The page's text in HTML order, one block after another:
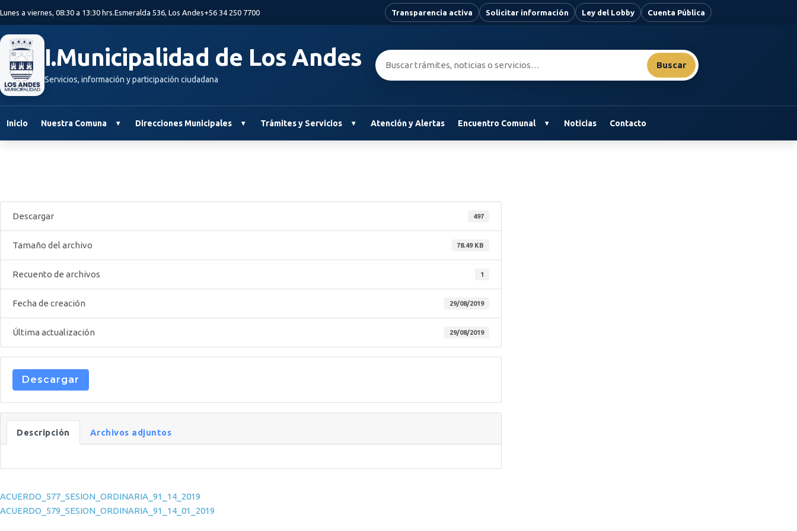
Lunes a viernes, 08:30 a 13:30 hrs.Esmeralda 536, Los Andes+56 34 250 7700 Transparencia activa Solicitar información Ley del Lobby Cuenta Pública
I.Municipalidad de Los Andes
Servicios, información y participación ciudadana
Buscar:
Buscar
Inicio Nuestra Comuna Direcciones Municipales Trámites y Servicios Atención y Alertas Encuentro Comunal Noticias Contacto
Descargar 497
Tamaño del archivo 78.49 KB
Recuento de archivos 1
Fecha de creación 29/08/2019
Última actualización 29/08/2019
Descargar
Descripción Archivos adjuntos
Navegación de entradas
ACUERDO_577_SESION_ORDINARIA_91_14_2019
ACUERDO_579_SESION_ORDINARIA_91_14_01_2019